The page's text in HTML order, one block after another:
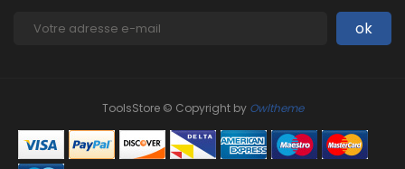
ToolsStore © Copyright by Owltheme